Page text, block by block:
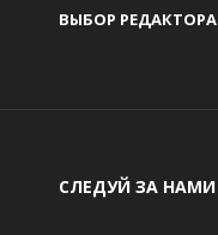
ВЫБОР РЕДАКТОРА
СЛЕДУЙ ЗА НАМИ